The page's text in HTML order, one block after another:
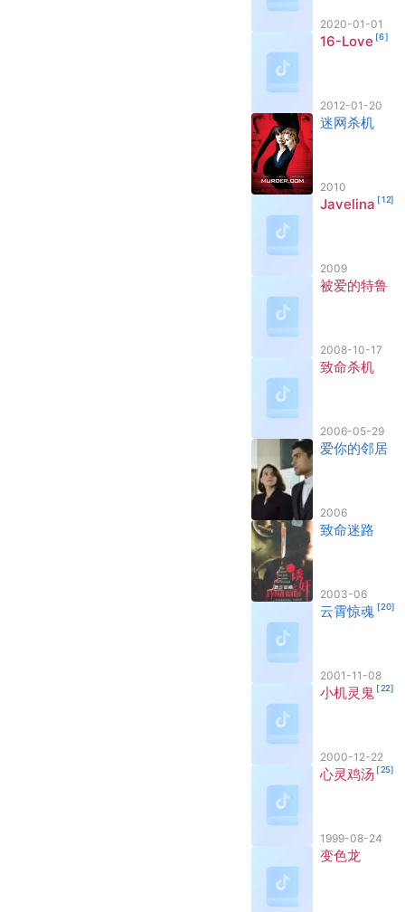
2020-01-01
16-Love [6]
2012-01-20
迷网杀机
2010
Javelina [12]
2009
被爱的特鲁
2008-10-17
致命杀机
2006-05-29
爱你的邻居
2006
致命迷路
2003-06
云霄惊魂 [20]
2001-11-08
小机灵鬼 [22]
2000-12-22
心灵鸡汤 [25]
1999-08-24
变色龙